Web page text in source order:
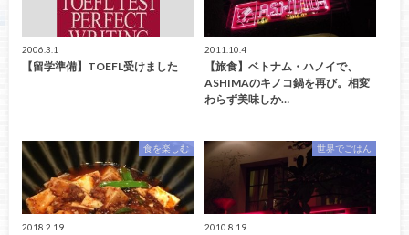
2006.3.1
【留学準備】TOEFL受けました
2011.10.4
【旅食】ベトナム・ハノイで、
ASHIMAのキノコ鍋を再び。相変
わらず美味しか…
食を楽しむ
2018.2.19
世界でごはん
2010.8.19